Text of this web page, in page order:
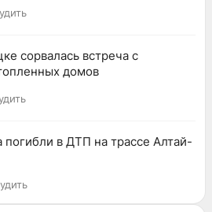
сорвалась встреча с
домов
погибли в ДТП на трассе Алтай-